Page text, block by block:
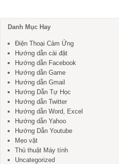
Danh Mục Hay
Điện Thoại Cảm Ứng
Hướng dẫn cài đặt
Hướng dẫn Facebook
Hướng dẫn Game
Hướng dẫn Gmail
Hướng Dẫn Tự Học
Hướng dẫn Twitter
Hướng dẫn Word, Excel
Hướng dẫn Yahoo
Hướng Dẫn Youtube
Mẹo vặt
Thủ thuật Máy tính
Uncategorized